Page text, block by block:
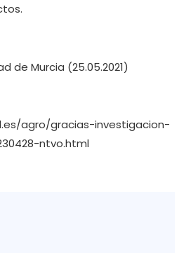
de Murcia (25.05.2021)
agro/gracias-investigacion-
ntvo.html